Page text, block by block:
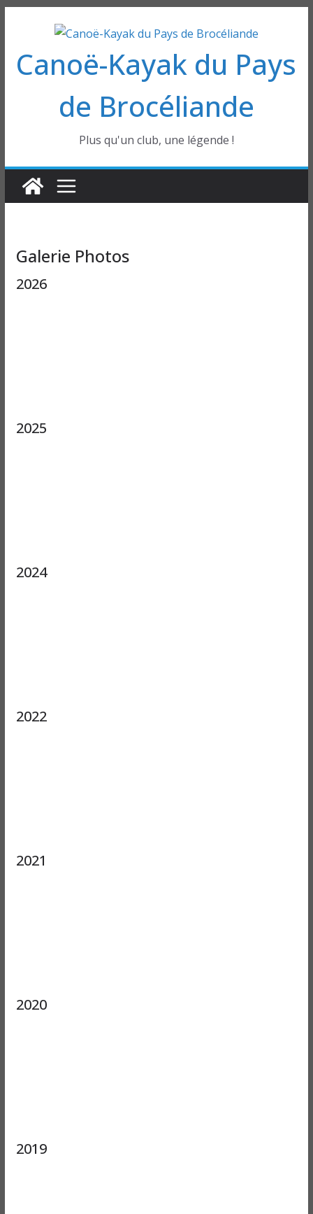
contenu
Canoë-Kayak du Pays
de Brocéliande
Plus qu'un club, une légende !
Galerie Photos
2026
2025
2024
2022
2021
2020
2019